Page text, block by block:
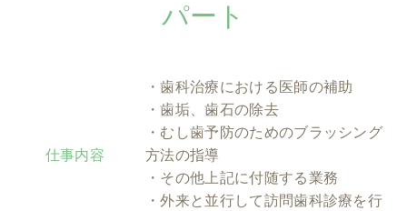
パート
仕事内容
・歯科治療における医師の補助
・歯垢、歯石の除去
・むし歯予防のためのブラッシング
方法の指導
・その他上記に付随する業務
・外来と並行して訪問歯科診療を行